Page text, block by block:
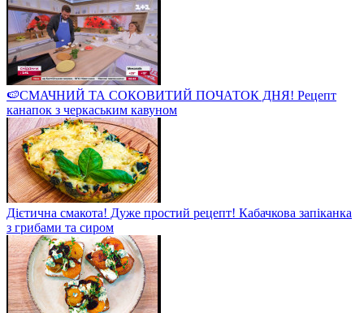
🍉СМАЧНИЙ ТА СОКОВИТИЙ ПОЧАТОК ДНЯ! Рецепт
канапок з черкаським кавуном
Дієтична смакота! Дуже простий рецепт! Кабачкова запіканка
з грибами та сиром